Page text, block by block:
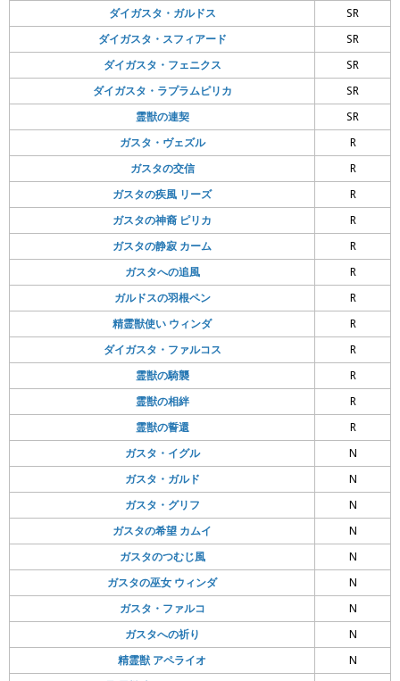
ダイガスタ・ガルドス
SR
ダイガスタ・スフィアード
SR
ダイガスタ・フェニクス
SR
ダイガスタ・ラプラムピリカ
SR
霊獣の連契
SR
ガスタ・ヴェズル
R
ガスタの交信
R
ガスタの疾風 リーズ
R
ガスタの神裔 ピリカ
R
ガスタの静寂 カーム
R
ガスタへの追風
R
ガルドスの羽根ペン
R
精霊獣使い ウィンダ
R
ダイガスタ・ファルコス
R
霊獣の騎襲
R
霊獣の相絆
R
霊獣の誓還
R
ガスタ・イグル
N
ガスタ・ガルド
N
ガスタ・グリフ
N
ガスタの希望 カムイ
N
ガスタのつむじ風
N
ガスタの巫女 ウィンダ
N
ガスタ・ファルコ
N
ガスタへの祈り
N
精霊獣 アペライオ
N